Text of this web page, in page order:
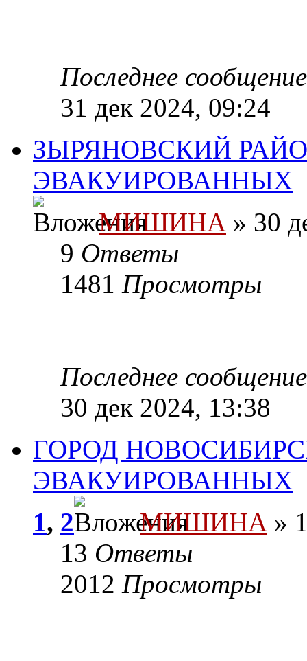
Последнее
31 дек 2024, 09:24
ЗЫРЯНОВСКИЙ
ЭВАКУИРОВАННЫХ
МИШИНА » 30
9 Ответы
1481 Просмотры
Последнее
30 дек 2024, 13:38
ГОРОД
ЭВАКУИРОВАННЫХ
1, 2 МИШИНА »
13 Ответы
2012 Просмотры